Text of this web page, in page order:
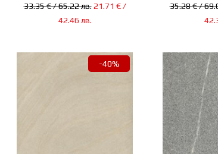
33.35 € / 65.22 лв. 21.71 € /
42.46 лв.
35.28 € /
-40%